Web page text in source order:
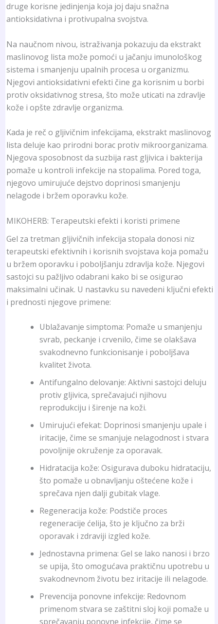
druge korisne jedinjenja koja joj daju snažna
antioksidativna i protivupalna svojstva.
Na naučnom nivou, istraživanja pokazuju da ekstrakt
maslinovog lista može pomoći u jačanju imunološkog
sistema i smanjenju upalnih procesa u organizmu.
Njegovi antioksidativni efekti čine ga korisnim u borbi
protiv oksidativnog stresa, što može uticati na zdravlje
kože i opšte zdravlje organizma.
Kada je reč o gljivičnim infekcijama, ekstrakt maslinovog
lista deluje kao prirodni borac protiv mikroorganizama.
Njegova sposobnost da suzbija rast gljivica i bakterija
pomaže u kontroli infekcije na stopalima. Pored toga,
njegovo umirujuće dejstvo doprinosi smanjenju
nelagode i bržem oporavku kože.
MIKOHERB: Terapeutski efekti i koristi primene
Gel za tretman gljivičnih infekcija stopala donosi niz
terapeutski efektivnih i korisnih svojstava koja pomažu
u bržem oporavku i poboljšanju zdravlja kože. Njegovi
sastojci su pažljivo odabrani kako bi se osigurao
maksimalni učinak. U nastavku su navedeni ključni efekti
i prednosti njegove primene:
Ublažavanje simptoma: Pomaže u smanjenju
svrab, peckanje i crvenilo, čime se olakšava
svakodnevno funkcionisanje i poboljšava
kvalitet života.
Antifungalno delovanje: Aktivni sastojci deluju
protiv gljivica, sprečavajući njihovu
reprodukciju i širenje na koži.
Umirujući efekat: Doprinosi smanjenju upale i
iritacije, čime se smanjuje nelagodnost i stvara
povoljnije okruženje za oporavak.
Hidratacija kože: Osigurava duboku hidrataciju,
što pomaže u obnavljanju oštećene kože i
sprečava njen dalji gubitak vlage.
Regeneracija kože: Podstiče proces
regeneracije ćelija, što je ključno za brži
oporavak i zdraviji izgled kože.
Jednostavna primena: Gel se lako nanosi i brzo
se upija, što omogućava praktičnu upotrebu u
svakodnevnom životu bez iritacije ili nelagode.
Prevencija ponovne infekcije: Redovnom
primenom stvara se zaštitni sloj koji pomaže u
sprečavanju ponovne infekcije, čime se